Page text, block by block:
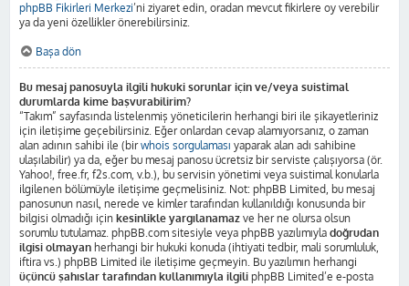
phpBB Fikirleri Merkezi’ni ziyaret edin, oradan mevcut fikirlere oy verebilir
ya da yeni özellikler önerebilirsiniz.
Başa dön
Bu mesaj panosuyla ilgili hukuki sorunlar için ve/veya suistimal
durumlarda kime başvurabilirim?
“Takım” sayfasında listelenmiş yöneticilerin herhangi biri ile şikayetleriniz
için iletişime geçebilirsiniz. Eğer onlardan cevap alamıyorsanız, o zaman
alan adının sahibi ile (birwhois sorgulaması yaparak alan adı sahibine
ulaşılabilir) ya da, eğer bu mesaj panosu ücretsiz bir serviste çalışıyorsa (ör.
Yahoo!, free.fr, f2s.com, v.b.), bu servisin yönetimi veya suistimal konularla
ilgilenen bölümüyle iletişime geçmelisiniz. Not: phpBB Limited, bu mesaj
panosunun nasıl, nerede ve kimler tarafından kullanıldığı konusunda bir
bilgisi olmadığı için kesinlikle yargılanamaz ve her ne olursa olsun
sorumlu tutulamaz. phpBB.com sitesiyle veya phpBB yazılımıyla doğrudan
ilgisi olmayan herhangi bir hukuki konuda (ihtiyati tedbir, mali sorumluluk,
iftira vs.) phpBB Limited ile iletişime geçmeyin. Bu yazılımın herhangi
üçüncü şahıslar tarafından kullanımıyla ilgili phpBB Limited’e e-posta